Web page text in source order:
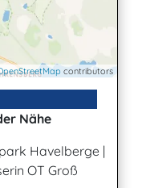
contributors
Nähe
Havelberge |
OT Groß